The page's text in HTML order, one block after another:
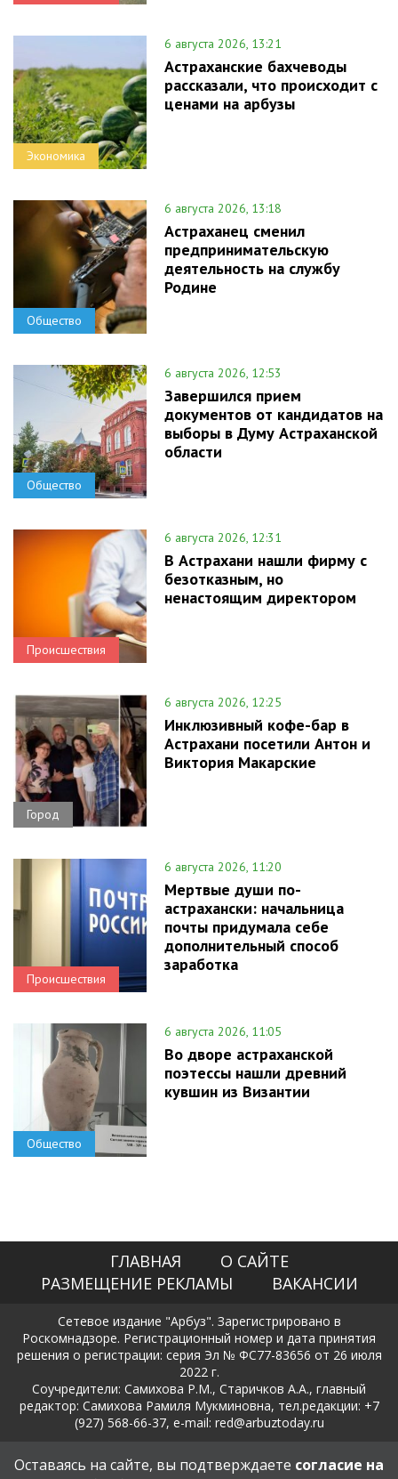
Экономика
6 августа 2026, 13:21
Астраханские бахчеводы
рассказали, что происходит с
ценами на арбузы
Общество
6 августа 2026, 13:18
Астраханец сменил
предпринимательскую
деятельность на службу
Родине
Общество
6 августа 2026, 12:53
Завершился прием
документов от кандидатов на
выборы в Думу Астраханской
области
Происшествия
6 августа 2026, 12:31
В Астрахани нашли фирму с
безотказным, но
ненастоящим директором
Город
6 августа 2026, 12:25
Инклюзивный кофе-бар в
Астрахани посетили Антон и
Виктория Макарские
Происшествия
6 августа 2026, 11:20
Мертвые души по-
астрахански: начальница
почты придумала себе
дополнительный способ
заработка
Общество
6 августа 2026, 11:05
Во дворе астраханской
поэтессы нашли древний
кувшин из Византии
ГЛАВНАЯ
О САЙТЕ
РАЗМЕЩЕНИЕ РЕКЛАМЫ
ВАКАНСИИ
Сетевое издание "Арбуз". Зарегистрировано в
Роскомнадзоре. Регистрационный номер и дата принятия
решения о регистрации: серия Эл № ФС77-83656 от 26 июля
2022 г.
Соучредители: Самихова Р.М., Старичков А.А., главный
редактор: Самихова Рамиля Мукминовна, тел.редакции: +7
(927) 568-66-37, e-mail: red@arbuztoday.ru
Политика в отношении обработки и защиты персональных
данных
Оставаясь на сайте, вы подтверждаете согласие на